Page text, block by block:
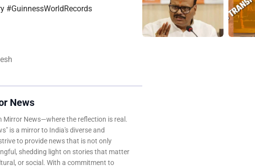
#GuinnessWorldRecords
News
Mirror News—where the reflection is real.
is a mirror to India's diverse and
to provide news that is not only
shedding light on stories that matter
or social. With a commitment to